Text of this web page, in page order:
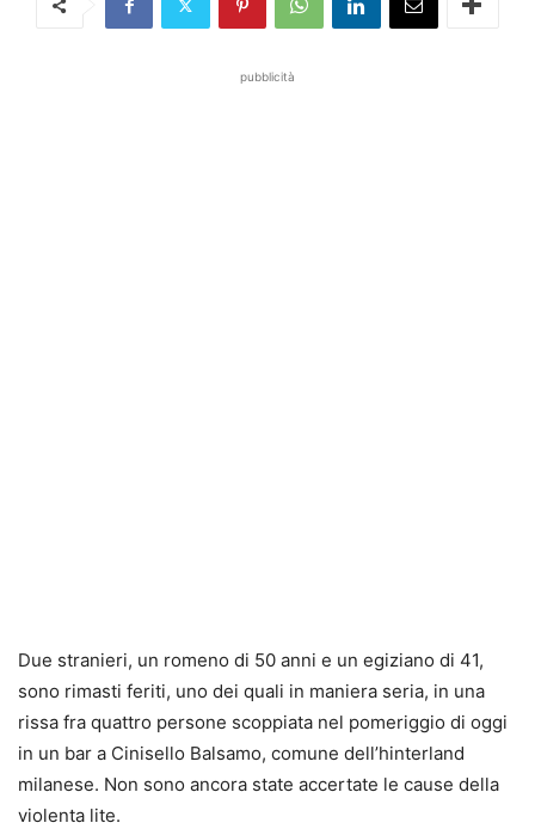
pubblicità
Due stranieri, un romeno di 50 anni e un egiziano di 41,
sono rimasti feriti, uno dei quali in maniera seria, in una
rissa fra quattro persone scoppiata nel pomeriggio di oggi
in un bar a Cinisello Balsamo, comune dell’hinterland
milanese. Non sono ancora state accertate le cause della
violenta lite.